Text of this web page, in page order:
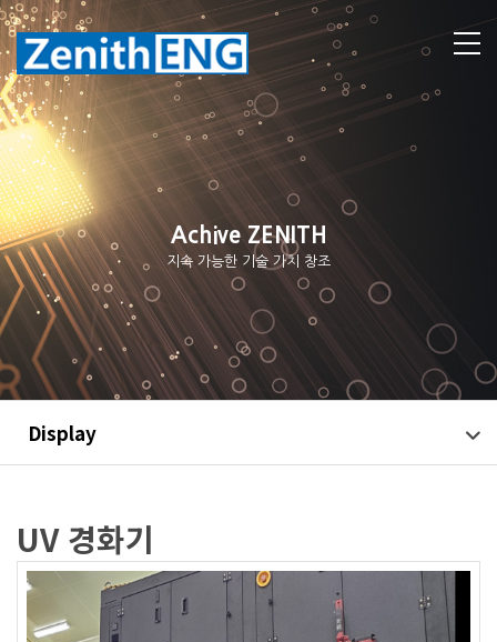
Achive ZENITH
지속 가능한 기술 가치 창조
Display
UV 경화기